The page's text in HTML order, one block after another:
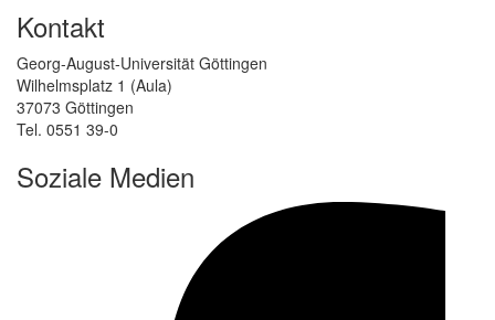
Kontakt
Georg-August-Universität Göttingen
Wilhelmsplatz 1 (Aula)
37073 Göttingen
Tel. 0551 39-0
Soziale Medien